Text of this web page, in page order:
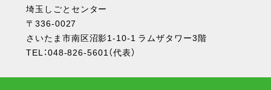
埼玉しごとセンター
〒336-0027
さいたま市南区沼影1-10-1 ラムザタワー3階
TEL：048-826-5601（代表）